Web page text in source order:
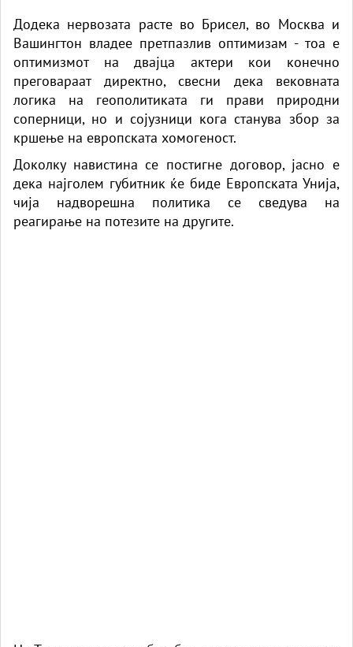
Додека нервозата расте во Брисел, во Москва и
Вашингтон владее претпазлив оптимизам - тоа е
оптимизмот на двајца актери кои конечно
преговараат директно, свесни дека вековната
логика на геополитиката ги прави природни
соперници, но и сојузници кога станува збор за
кршење на европската хомогеност.
Доколку навистина се постигне договор, јасно е
дека најголем губитник ќе биде Европската Унија,
чија надворешна политика се сведува на
реагирање на потезите на другите.